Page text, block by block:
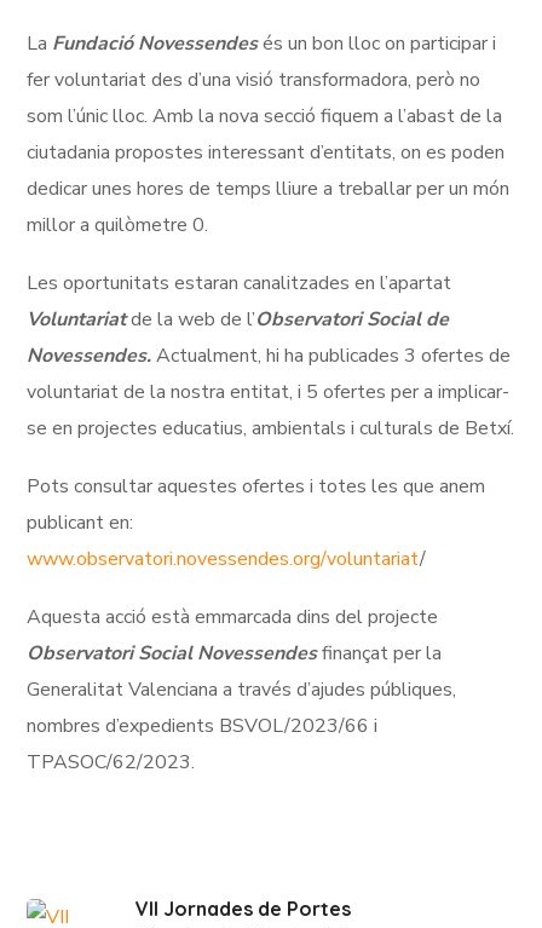
La Fundació Novessendesés un bon lloc on participar i
fer voluntariat des d’una visió transformadora, però no
som l’únic lloc. Amb la nova secció fiquem a l’abast de la
ciutadania propostes interessant d’entitats, on es poden
dedicar unes hores de temps lliure a treballar per un món
millor a quilòmetre 0.
Les oportunitats estaran canalitzades en l’apartat
Voluntariatde la web de l’Observatori Social de
Novessendes.Actualment, hi ha publicades 3 ofertes de
voluntariat de la nostra entitat, i 5 ofertes per a implicar-
se en projectes educatius, ambientals i culturals de Betxí.
Pots consultar aquestes ofertes i totes les que anem
publicant en:
www.observatori.novessendes.org/voluntariat/
Aquesta acció està emmarcada dins del projecte
Observatori Social Novessendesfinançat per la
Generalitat Valenciana a través d’ajudes públiques,
nombres d’expedients BSVOL/2023/66 i
TPASOC/62/2023.
VII Jornades de Portes